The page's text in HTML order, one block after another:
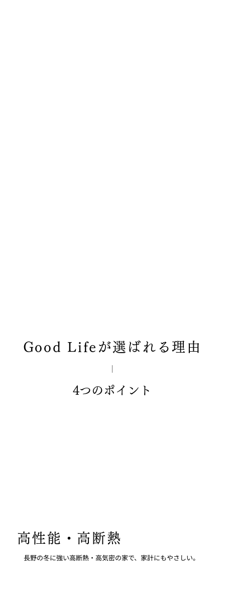
Good Lifeが選ばれる理由
4つのポイント
高性能・​高断熱
長野の冬に強い高断熱・高気密の家で、家計にもやさしい。